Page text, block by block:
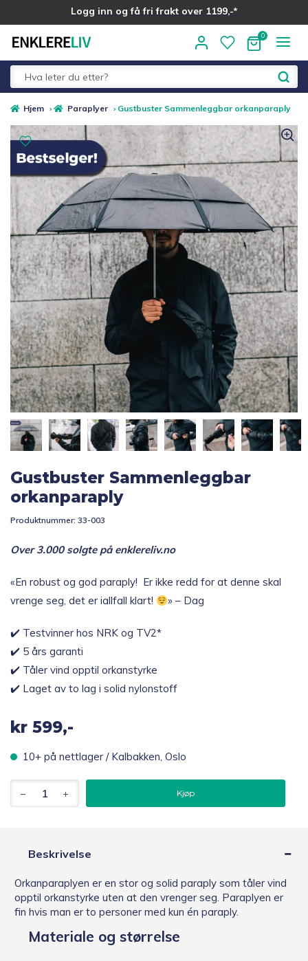
Logg inn og få fri frakt over 1199,-*
Alle kategorier
Fold
Medlemstilbud
Nyheter
Sommer ☀️
Best i test
Merker
Topp 10
Inspirasjon
Fold
ut
Gavetips
Fold
ut
Hjem › Paraplyer › Gustbuster Sammenleggbar orkanparaply
Gustbuster Sammenleggbar
orkanparaply
Produktnummer: 33-003
Over 3.000 solgte på enklereliv.no
«En robust og god paraply! Er ikke redd for at denne skal
vrenge seg, det er iallfall klart!
» – Dag
✔️ Testvinner hos NRK og TV2*
✔️ 5 års garanti
✔️ Tåler vind opptil orkanstyrke
✔️ Laget av to lag i solid nylonstoff
kr 599,-
10+ på nettlager / Kalbakken, Oslo
Sammenleggbar
orkanparaply
Kjøp
Beskrivelse
Orkanparaplyen er en stor og solid paraply som tåler vind
opptil orkanstyrke uten at den vrenger seg. Paraplyen er
fin hvis man er to personer med kun én paraply.
Materiale og størrelse